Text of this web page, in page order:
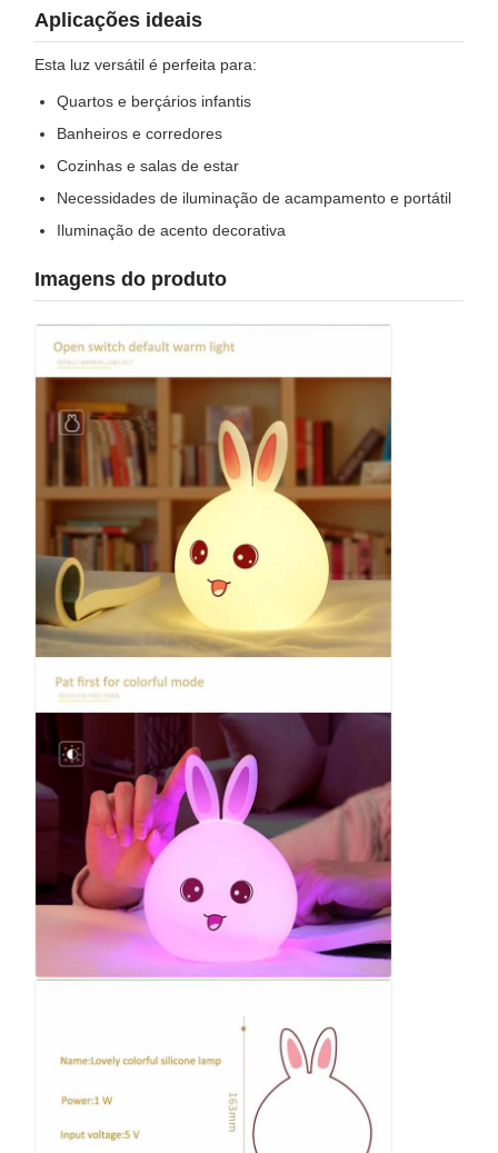
Aplicações ideais
Esta luz versátil é perfeita para:
Quartos e berçários infantis
Banheiros e corredores
Cozinhas e salas de estar
Necessidades de iluminação de acampamento e portátil
Iluminação de acento decorativa
Imagens do produto